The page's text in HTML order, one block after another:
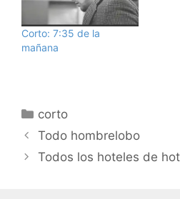
Corto: 7:35 de la
mañana
Categorías
corto
Todo hombrelobo
Todos los hoteles de